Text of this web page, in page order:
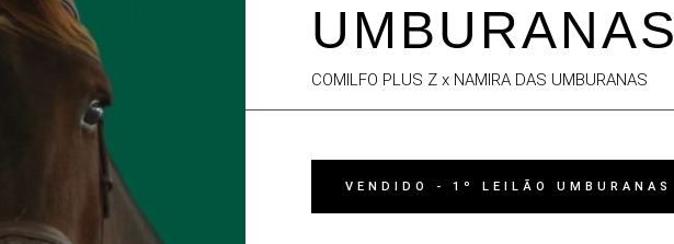
UMBURANAS
COMILFO PLUS Z x NAMIRA DAS UMBURANAS
VENDIDO - 1º LEILÃO UMBURANAS